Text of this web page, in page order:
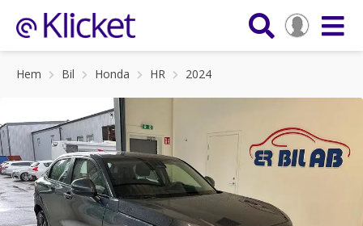
Hem Bil Honda HR 2024